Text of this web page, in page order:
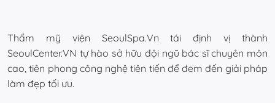
Thẩm mỹ viện SeoulSpa.Vn tái định vị thành
SeoulCenter.VN tự hào sở hữu đội ngũ bác sĩ chuyên môn
cao, tiên phong công nghệ tiên tiến để đem đến giải pháp
làm đẹp tối ưu.